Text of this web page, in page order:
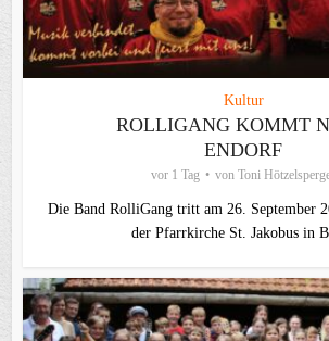
Kultur
ROLLIGANG KOMMT
ENDORF
vor 1 Tag von Toni
Die Band RolliGang tritt am 26. September
der Pfarrkirche St. Jakobus in